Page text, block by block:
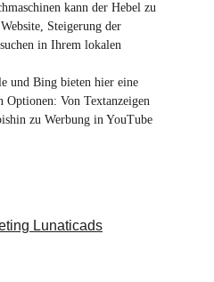
kann der Hebel zu
Steigerung der
in Ihrem lokalen
und Bing bieten hier eine
Optionen: Von Textanzeigen
zu Werbung in YouTube